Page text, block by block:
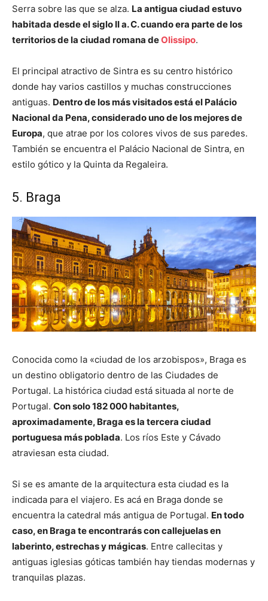
Serra sobre las que se alza. La antigua ciudad estuvo
habitada desde el siglo II a. C. cuando era parte de los
territorios de la ciudad romana deOlissipo.
El principal atractivo de Sintra es su centro histórico
donde hay varios castillos y muchas construcciones
antiguas. Dentro de los más visitados está el Palácio
Nacional da Pena, considerado uno de los mejores de
Europa, que atrae por los colores vivos de sus paredes.
También se encuentra el Palácio Nacional de Sintra, en
estilo gótico y la Quinta da Regaleira.
5. Braga
Conocida como la «ciudad de los arzobispos», Braga es
un destino obligatorio dentro de las Ciudades de
Portugal. La histórica ciudad está situada al norte de
Portugal. Con solo 182 000 habitantes,
aproximadamente, Braga es la tercera ciudad
portuguesa más poblada. Los ríos Este y Cávado
atraviesan esta ciudad.
Si se es amante de la arquitectura esta ciudad es la
indicada para el viajero. Es acá en Braga donde se
encuentra la catedral más antigua de Portugal. En todo
caso, en Braga te encontrarás con callejuelas en
laberinto, estrechas y mágicas. Entre callecitas y
antiguas iglesias góticas también hay tiendas modernas y
tranquilas plazas.